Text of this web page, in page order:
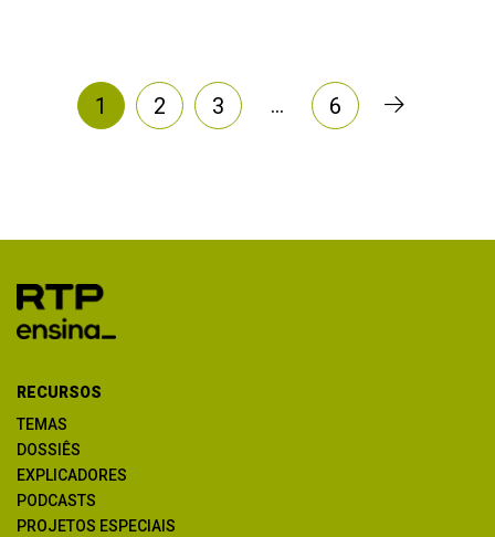
1 2 3 … 6
RECURSOS
TEMAS
DOSSIÊS
EXPLICADORES
PODCASTS
PROJETOS ESPECIAIS